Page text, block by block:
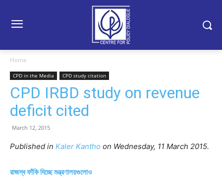
Home
CPD in the Media CPD study citation
CPD IRBD study on revenue
deficit cited
March 12, 2015
Published in Kaler Kantho on Wednesday, 11 March 2015.
রাজস্ব ফাঁকি দিচ্ছে মন্ত্রণালয়গুলোও